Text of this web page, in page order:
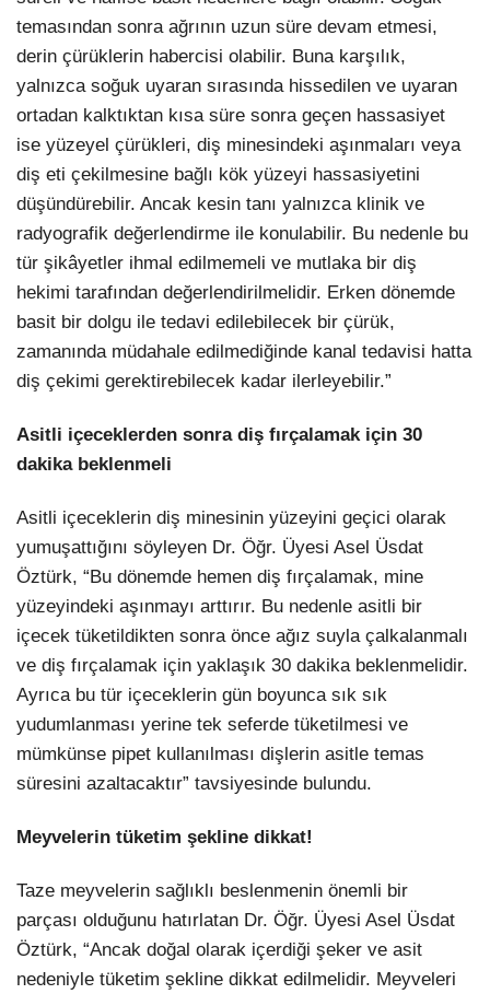
temasından sonra ağrının uzun süre devam etmesi,
derin çürüklerin habercisi olabilir. Buna karşılık,
yalnızca soğuk uyaran sırasında hissedilen ve uyaran
ortadan kalktıktan kısa süre sonra geçen hassasiyet
ise yüzeyel çürükleri, diş minesindeki aşınmaları veya
diş eti çekilmesine bağlı kök yüzeyi hassasiyetini
düşündürebilir. Ancak kesin tanı yalnızca klinik ve
radyografik değerlendirme ile konulabilir. Bu nedenle bu
tür şikâyetler ihmal edilmemeli ve mutlaka bir diş
hekimi tarafından değerlendirilmelidir. Erken dönemde
basit bir dolgu ile tedavi edilebilecek bir çürük,
zamanında müdahale edilmediğinde kanal tedavisi hatta
diş çekimi gerektirebilecek kadar ilerleyebilir.”
Asitli içeceklerden sonra diş fırçalamak için 30
dakika beklenmeli
Asitli içeceklerin diş minesinin yüzeyini geçici olarak
yumuşattığını söyleyen Dr. Öğr. Üyesi Asel Üsdat
Öztürk, “Bu dönemde hemen diş fırçalamak, mine
yüzeyindeki aşınmayı arttırır. Bu nedenle asitli bir
içecek tüketildikten sonra önce ağız suyla çalkalanmalı
ve diş fırçalamak için yaklaşık 30 dakika beklenmelidir.
Ayrıca bu tür içeceklerin gün boyunca sık sık
yudumlanması yerine tek seferde tüketilmesi ve
mümkünse pipet kullanılması dişlerin asitle temas
süresini azaltacaktır” tavsiyesinde bulundu.
Meyvelerin tüketim şekline dikkat!
Taze meyvelerin sağlıklı beslenmenin önemli bir
parçası olduğunu hatırlatan Dr. Öğr. Üyesi Asel Üsdat
Öztürk, “Ancak doğal olarak içerdiği şeker ve asit
nedeniyle tüketim şekline dikkat edilmelidir. Meyveleri